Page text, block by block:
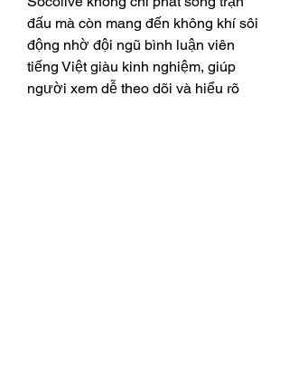
đấu mà còn mang đến không khí sôi
động nhờ đội ngũ bình luận viên
tiếng Việt giàu kinh nghiệm, giúp
người xem dễ theo dõi và hiểu rõ